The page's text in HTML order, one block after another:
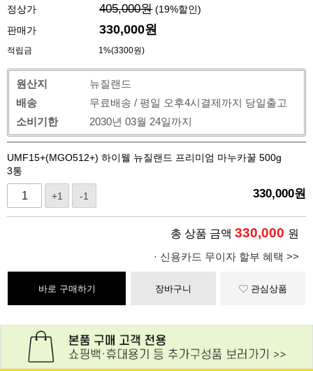
정상가 405,000원 (19%할인)
판매가
330,000원
적립금 1%(3300원)
원산지
뉴질랜드
배송
무료배송 / 평일 오후4시결제까지 당일출고
소비기한
2030년 03월 24일까지
UMF15+(MGO512+) 하이웰 뉴질랜드 프리미엄 마누카꿀 500g
3통
+1 -1 330,000원
총 상품 금액 330,000 원
· 신용카드 무이자 할부 혜택 >>
바로 구매하기 장바구니 관심상품